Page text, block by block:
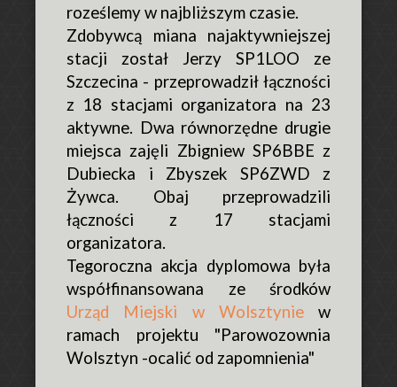
roześlemy w najbliższym czasie.
Zdobywcą miana najaktywniejszej
stacji został Jerzy SP1LOO ze
Szczecina - przeprowadził łączności
z 18 stacjami organizatora na 23
aktywne. Dwa równorzędne drugie
miejsca zajęli Zbigniew SP6BBE z
Dubiecka i Zbyszek SP6ZWD z
Żywca. Obaj przeprowadzili
łączności z 17 stacjami
organizatora.
Tegoroczna akcja dyplomowa była
współfinansowana ze środków
Urząd Miejski w Wolsztyniew
ramach projektu "Parowozownia
Wolsztyn -ocalić od zapomnienia"